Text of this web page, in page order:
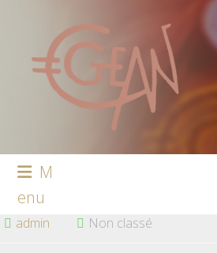
M
enu
admin Non classé